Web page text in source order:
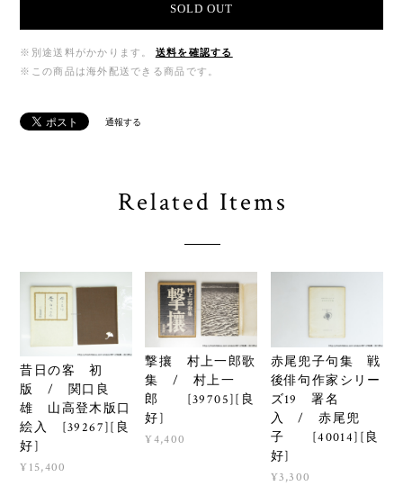
SOLD OUT
※別途送料がかかります。
送料を確認する
※この商品は海外配送できる商品です。
通報する
Related Items
昔日の客 初
版 / 関口良
雄 山高登木版口
絵入 [39267][良
好]
¥15,400
撃攘 村上一郎歌
集 / 村上一
郎 [39705][良
好]
¥4,400
赤尾兜子句集 戦
後俳句作家シリー
ズ19 署名
入 / 赤尾兜
子 [40014][良
好]
¥3,300